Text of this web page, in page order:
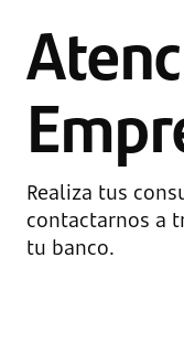
Realiza tus
contactarnos a
tu banco.